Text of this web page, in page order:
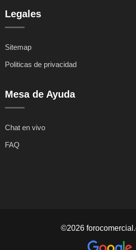
Legales
Sitemap
Politicas de privacidad
Mesa de Ayuda
Chat en vivo
FAQ
©2026